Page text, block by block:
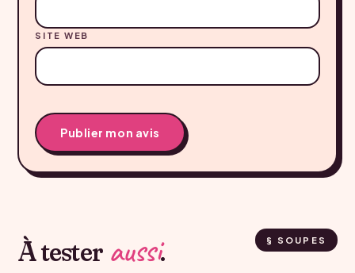
SITE WEB
À tester aussi. § SOUPES